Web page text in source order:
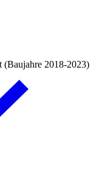
(Baujahre 2018-2023)